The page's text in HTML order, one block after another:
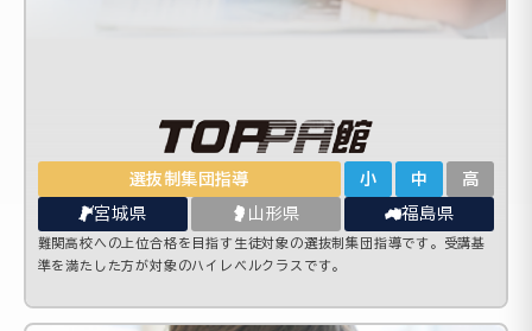
選抜制集団指導 小 中 高
宮城県 山形県 福島県
難関高校への上位合格を目指す生徒対象の選抜制集団指導です。受講基
準を満たした方が対象のハイレベルクラスです。